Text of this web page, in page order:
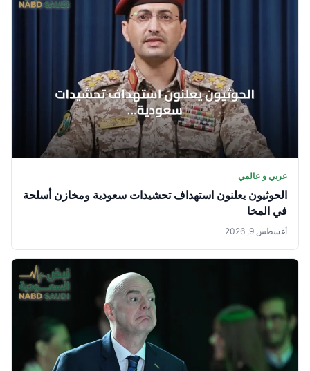
عربي و عالمي
الحوثيون يعلنون استهداف تحشيدات سعودية ومخازن أسلحة
في المخا
أغسطس 9, 2026